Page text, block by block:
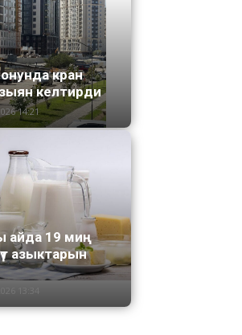
кран
келтирди
14:21
айда 19 миң
азыктарын